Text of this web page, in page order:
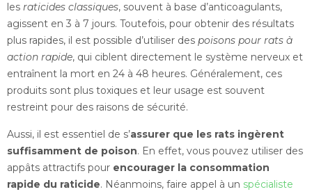
les raticides classiques, souvent à base d’anticoagulants,
agissent en 3 à 7 jours. Toutefois, pour obtenir des résultats
plus rapides, il est possible d’utiliser des poisons pour rats à
action rapide, qui ciblent directement le système nerveux et
entraînent la mort en 24 à 48 heures. Généralement, ces
produits sont plus toxiques et leur usage est souvent
restreint pour des raisons de sécurité.
Aussi, il est essentiel de s’assurer que les rats ingèrent
suffisamment de poison. En effet, vous pouvez utiliser des
appâts attractifs pour encourager la consommation
rapide du raticide. Néanmoins, faire appel à un spécialiste